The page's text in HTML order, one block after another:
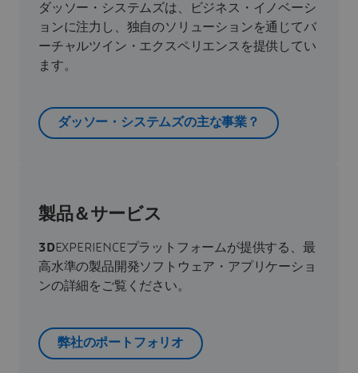
ダッソー・システムズは、ビジネス・イノベーシ
ョンに注力し、独自のソリューションを通じてバ
ーチャルツイン・エクスペリエンスを提供してい
ます。
ダッソー・システムズの主な事業？
製品＆サービス
3DEXPERIENCEプラットフォームが提供する、最
高水準の製品開発ソフトウェア・アプリケーショ
ンの詳細をご覧ください。
弊社のポートフォリオ